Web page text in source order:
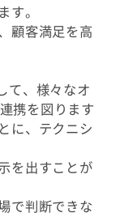
す。
顧客満足を高
て、様々なオ
携を図ります
に、テクニシ
を出すことが
で判断できな